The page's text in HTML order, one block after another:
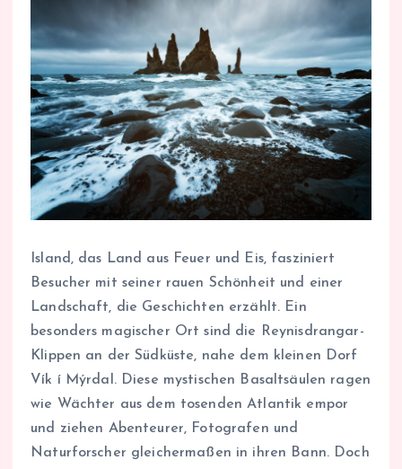
Island, das Land aus Feuer und Eis, fasziniert
Besucher mit seiner rauen Schönheit und einer
Landschaft, die Geschichten erzählt. Ein
besonders magischer Ort sind die Reynisdrangar-
Klippen an der Südküste, nahe dem kleinen Dorf
Vík í Mýrdal. Diese mystischen Basaltsäulen ragen
wie Wächter aus dem tosenden Atlantik empor
und ziehen Abenteurer, Fotografen und
Naturforscher gleichermaßen in ihren Bann. Doch